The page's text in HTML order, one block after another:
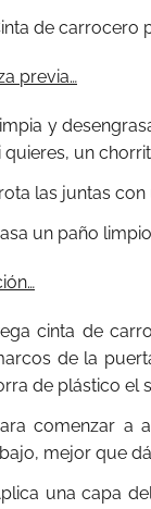
de carrocero
previa…
y
quieres, un
las juntas
un paño
cinta de
de la
de plástico el
comenzar a
mejor que
una capa